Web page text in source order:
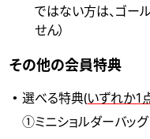
ではない方は、ゴー
せん）
その他の会員特典
選べる特典(いずれか1
①ミニショルダーバッグ